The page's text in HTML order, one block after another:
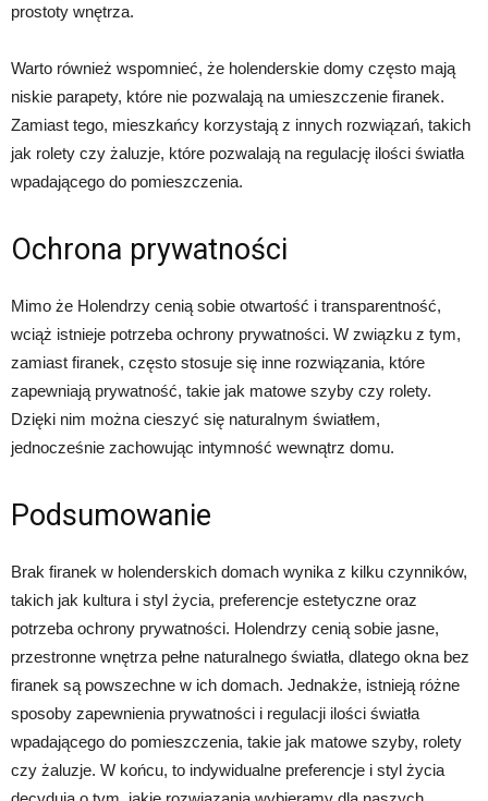
prostoty wnętrza.
Warto również wspomnieć, że holenderskie domy często mają
niskie parapety, które nie pozwalają na umieszczenie firanek.
Zamiast tego, mieszkańcy korzystają z innych rozwiązań, takich
jak rolety czy żaluzje, które pozwalają na regulację ilości światła
wpadającego do pomieszczenia.
Ochrona prywatności
Mimo że Holendrzy cenią sobie otwartość i transparentność,
wciąż istnieje potrzeba ochrony prywatności. W związku z tym,
zamiast firanek, często stosuje się inne rozwiązania, które
zapewniają prywatność, takie jak matowe szyby czy rolety.
Dzięki nim można cieszyć się naturalnym światłem,
jednocześnie zachowując intymność wewnątrz domu.
Podsumowanie
Brak firanek w holenderskich domach wynika z kilku czynników,
takich jak kultura i styl życia, preferencje estetyczne oraz
potrzeba ochrony prywatności. Holendrzy cenią sobie jasne,
przestronne wnętrza pełne naturalnego światła, dlatego okna bez
firanek są powszechne w ich domach. Jednakże, istnieją różne
sposoby zapewnienia prywatności i regulacji ilości światła
wpadającego do pomieszczenia, takie jak matowe szyby, rolety
czy żaluzje. W końcu, to indywidualne preferencje i styl życia